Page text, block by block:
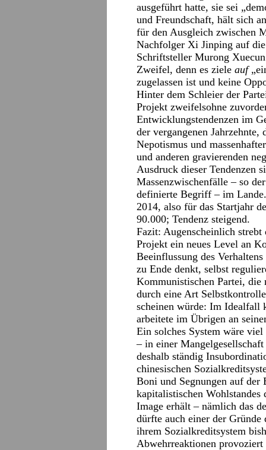
ausgeführt hatte, sie sei
und Freundschaft, hält sich
für den Ausgleich zwischen
Nachfolger Xi Jinping auf
Schriftsteller Murong
Zweifel, denn es ziele auf
zugelassen ist und keine
Hinter dem Schleier der
Projekt zweifelsohne
Entwicklungstendenzen im
der vergangenen
Nepotismus und
und anderen gravierenden
Ausdruck dieser Tendenzen
Massenzwischenfälle – so
definierte Begriff – im
2014, also für das Startjahr
90.000; Tendenz steigend.
Fazit: Augenscheinlich
Projekt ein neues Level an
Beeinflussung des
zu Ende denkt, selbst
Kommunistischen Partei,
durch eine Art
scheinen würde: Im Idealfall
arbeitete im Übrigen an
Ein solches System wäre
– in einer
deshalb ständig
chinesischen
Boni und Segnungen auf der
kapitalistischen Wohlstandes
Image erhält – nämlich das
dürfte auch einer der
ihrem Sozialkreditsystem
Abwehrreaktionen provoziert